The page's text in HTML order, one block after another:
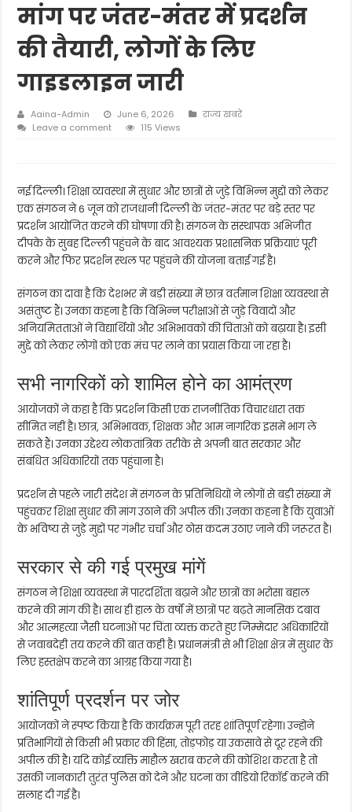
मांग पर जंतर-मंतर में प्रदर्शन
की तैयारी, लोगों के लिए
गाइडलाइन जारी
Aaina-Admin June 6, 2026
राज्य खबरें
Leave a comment
115 Views
नई दिल्ली। शिक्षा व्यवस्था में सुधार और छात्रों से जुड़े विभिन्न मुद्दों को लेकर
एक संगठन ने 6 जून को राजधानी दिल्ली के जंतर-मंतर पर बड़े स्तर पर
प्रदर्शन आयोजित करने की घोषणा की है। संगठन के संस्थापक अभिजीत
दीपके के सुबह दिल्ली पहुंचने के बाद आवश्यक प्रशासनिक प्रक्रियाएं पूरी
करने और फिर प्रदर्शन स्थल पर पहुंचने की योजना बताई गई है।
संगठन का दावा है कि देशभर में बड़ी संख्या में छात्र वर्तमान शिक्षा व्यवस्था से
असंतुष्ट हैं। उनका कहना है कि विभिन्न परीक्षाओं से जुड़े विवादों और
अनियमितताओं ने विद्यार्थियों और अभिभावकों की चिंताओं को बढ़ाया है। इसी
मुद्दे को लेकर लोगों को एक मंच पर लाने का प्रयास किया जा रहा है।
सभी नागरिकों को शामिल होने का आमंत्रण
आयोजकों ने कहा है कि प्रदर्शन किसी एक राजनीतिक विचारधारा तक
सीमित नहीं है। छात्र, अभिभावक, शिक्षक और आम नागरिक इसमें भाग ले
सकते हैं। उनका उद्देश्य लोकतांत्रिक तरीके से अपनी बात सरकार और
संबंधित अधिकारियों तक पहुंचाना है।
प्रदर्शन से पहले जारी संदेश में संगठन के प्रतिनिधियों ने लोगों से बड़ी संख्या में
पहुंचकर शिक्षा सुधार की मांग उठाने की अपील की। उनका कहना है कि युवाओं
के भविष्य से जुड़े मुद्दों पर गंभीर चर्चा और ठोस कदम उठाए जाने की जरूरत है।
सरकार से की गई प्रमुख मांगें
संगठन ने शिक्षा व्यवस्था में पारदर्शिता बढ़ाने और छात्रों का भरोसा बहाल
करने की मांग की है। साथ ही हाल के वर्षों में छात्रों पर बढ़ते मानसिक दबाव
और आत्महत्या जैसी घटनाओं पर चिंता व्यक्त करते हुए जिम्मेदार अधिकारियों
से जवाबदेही तय करने की बात कही है। प्रधानमंत्री से भी शिक्षा क्षेत्र में सुधार के
लिए हस्तक्षेप करने का आग्रह किया गया है।
शांतिपूर्ण प्रदर्शन पर जोर
आयोजकों ने स्पष्ट किया है कि कार्यक्रम पूरी तरह शांतिपूर्ण रहेगा। उन्होंने
प्रतिभागियों से किसी भी प्रकार की हिंसा, तोड़फोड़ या उकसावे से दूर रहने की
अपील की है। यदि कोई व्यक्ति माहौल खराब करने की कोशिश करता है तो
उसकी जानकारी तुरंत पुलिस को देने और घटना का वीडियो रिकॉर्ड करने की
सलाह दी गई है।